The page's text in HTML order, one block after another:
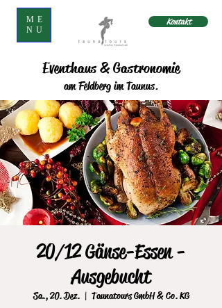
ME
NU
Kontakt
Eventhaus & Gastronomie
am Feldberg im Taunus.
20/12 Gänse-Essen -
Ausgebucht
Sa., 20. Dez.
  |
Taunatours GmbH & Co. KG